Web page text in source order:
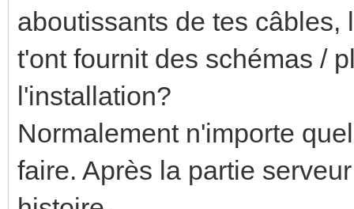
aboutissants de tes câbles,
t'ont fournit des schémas /
l'installation?
Normalement n'importe
faire. Après la partie